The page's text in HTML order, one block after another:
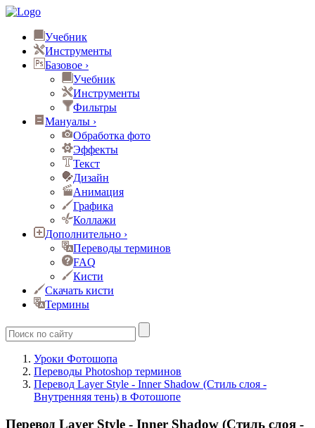
Учебник
Инструменты
Базовое ›
Учебник
Инструменты
Фильтры
Мануалы ›
Обработка фото
Эффекты
Текст
Дизайн
Анимация
Графика
Коллажи
Дополнительно ›
Переводы терминов
FAQ
Кисти
Скачать кисти
Термины
Уроки Фотошопа
Переводы Photoshop терминов
Перевод Layer Style - Inner Shadow (Стиль слоя -
Внутренняя тень) в Фотошопе
Перевод Layer Style - Inner Shadow (Стиль слоя -